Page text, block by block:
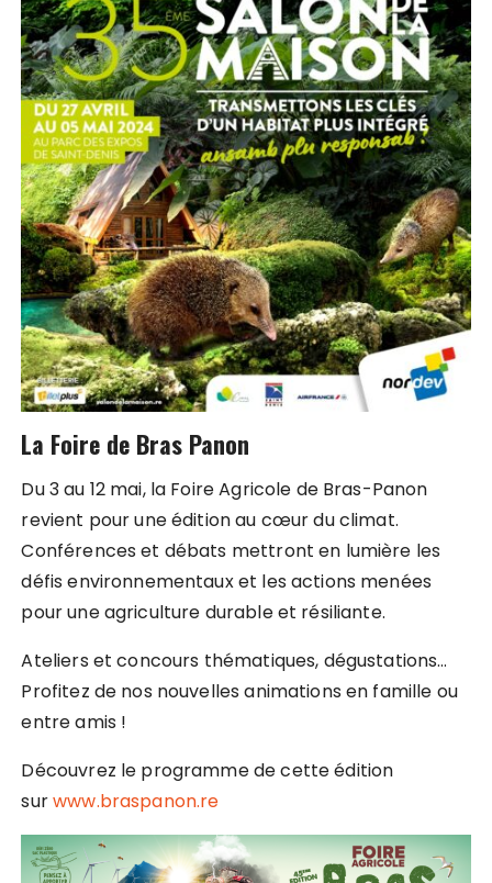
La Foire de Bras Panon
Du 3 au 12 mai, la Foire Agricole de Bras-Panon
revient pour une édition au cœur du climat.
Conférences et débats mettront en lumière les
défis environnementaux et les actions menées
pour une agriculture durable et résiliante.
Ateliers et concours thématiques, dégustations…
Profitez de nos nouvelles animations en famille ou
entre amis !
Découvrez le programme de cette édition
surwww.braspanon.re